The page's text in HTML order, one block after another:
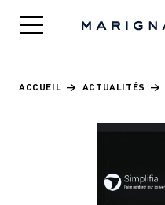
ACCUEIL > ACTUALITÉS >